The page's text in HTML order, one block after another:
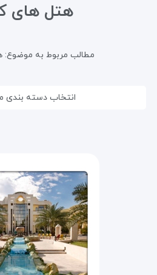
هتل های
مطالب مربوط به موضوع:
انتخاب دسته بندی